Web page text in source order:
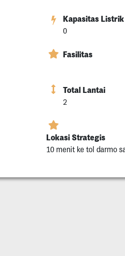
Kapasitas Listrik
0
Fasilitas
Total Lantai
2
Lokasi Strategis
10 menit ke tol darmo